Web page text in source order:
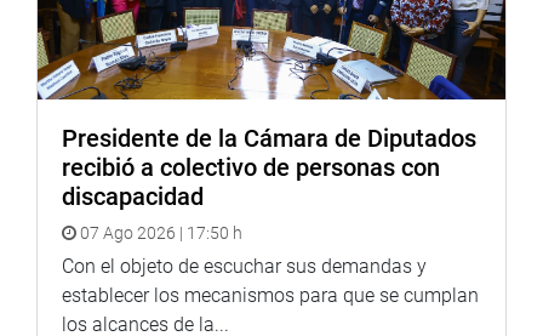
Presidente de la Cámara de Diputados
recibió a colectivo de personas con
discapacidad
07 Ago 2026 | 17:50 h
Con el objeto de escuchar sus demandas y
establecer los mecanismos para que se cumplan
los alcances de la...